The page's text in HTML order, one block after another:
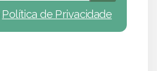
Política de Privacidade